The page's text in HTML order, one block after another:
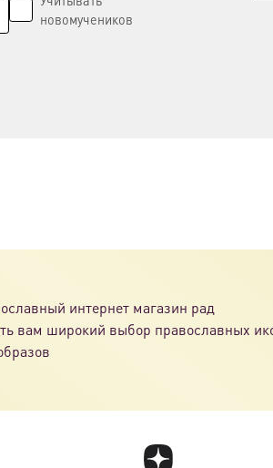
новомучеников
интернет магазин рад
вам широкий выбор православных